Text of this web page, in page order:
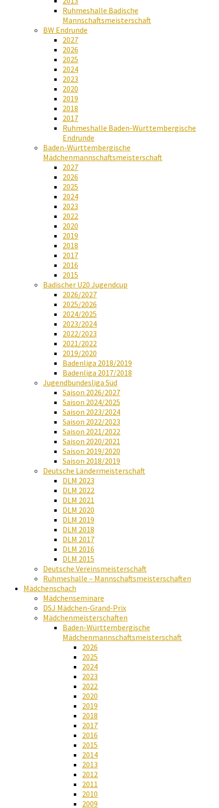
Ruhmeshalle Badische
Mannschaftsmeisterschaft
BW Endrunde
2027
2026
2025
2024
2023
2020
2019
2018
2017
Ruhmeshalle Baden-Württembergische
Endrunde
Baden-Württembergische
Mädchenmannschaftsmeisterschaft
2027
2026
2025
2024
2023
2022
2020
2019
2018
2017
2016
2015
Badischer U20 Jugendcup
2026/2027
2025/2026
2024/2025
2023/2024
2022/2023
2021/2022
2019/2020
Badenliga 2018/2019
Badenliga 2017/2018
Jugendbundesliga Süd
Saison 2026/2027
Saison 2024/2025
Saison 2023/2024
Saison 2022/2023
Saison 2021/2022
Saison 2020/2021
Saison 2019/2020
Saison 2018/2019
Deutsche Ländermeisterschaft
DLM 2023
DLM 2022
DLM 2021
DLM 2020
DLM 2019
DLM 2018
DLM 2017
DLM 2016
DLM 2015
Deutsche Vereinsmeisterschaft
Ruhmeshalle – Mannschaftsmeisterschaften
Mädchenschach
Mädchenseminare
DSJ Mädchen-Grand-Prix
Mädchenmeisterschaften
Baden-Württembergische
Mädchenmannschaftsmeisterschaft
2026
2025
2024
2023
2022
2020
2019
2018
2017
2016
2015
2014
2013
2012
2011
2010
2009